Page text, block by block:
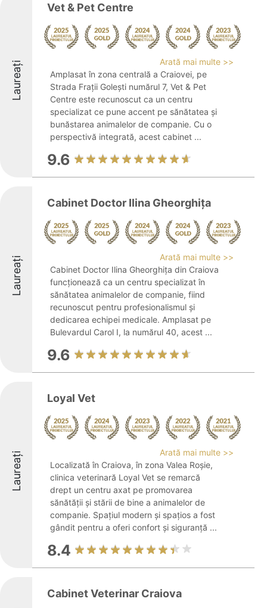
Laureați
Vet & Pet Centre
Arată mai multe >>
Amplasat în zona centrală a Craiovei, pe
Strada Frații Golești numărul 7, Vet & Pet
Centre este recunoscut ca un centru
specializat ce pune accent pe sănătatea și
bunăstarea animalelor de companie. Cu o
perspectivă integrată, acest cabinet ...
9.6
Laureați
Cabinet Doctor Ilina Gheorghița
Arată mai multe >>
Cabinet Doctor Ilina Gheorghița din Craiova
funcționează ca un centru specializat în
sănătatea animalelor de companie, fiind
recunoscut pentru profesionalismul și
dedicarea echipei medicale. Amplasat pe
Bulevardul Carol I, la numărul 40, acest ...
9.6
Laureați
Loyal Vet
Arată mai multe >>
Localizată în Craiova, în zona Valea Roșie,
clinica veterinară Loyal Vet se remarcă
drept un centru axat pe promovarea
sănătății și stării de bine a animalelor de
companie. Spațiul modern și spațios a fost
gândit pentru a oferi confort și siguranță ...
8.4
Cabinet Veterinar Craiova